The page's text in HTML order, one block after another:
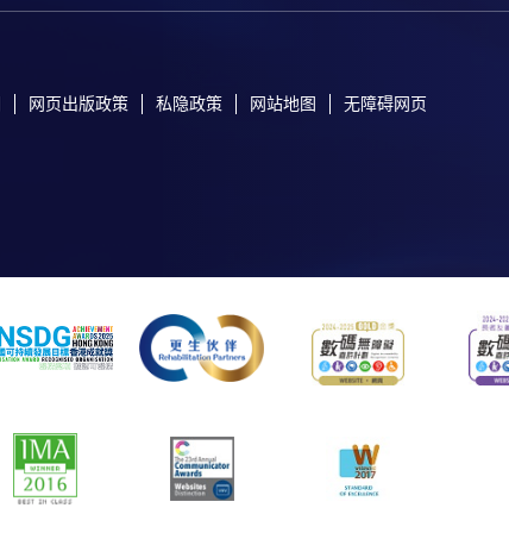
网页出版政策 私隐政策 网站地图 无障碍网页